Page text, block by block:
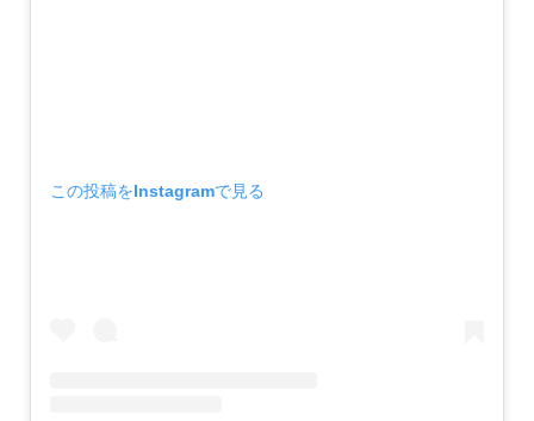
この投稿をInstagramで見る